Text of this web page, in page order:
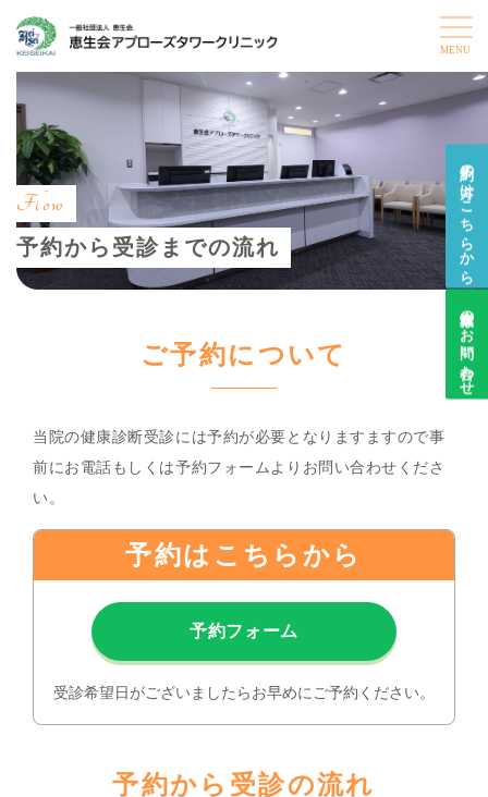
予約の方はこちらから
企業様のお問い合わせ
Flow
予約から受診までの流れ
ご予約について
当院の健康診断受診には予約が必要となりますますので事
前にお電話もしくは予約フォームよりお問い合わせくださ
い。
予約はこちらから
予約フォーム
受診希望日がございましたらお早めにご予約ください。
予約から受診の流れ